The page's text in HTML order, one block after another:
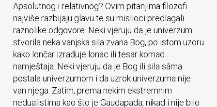
Apsolutnog i relativnog? Ovim pitanjima filozofi
najviše razbijaju glavu te su mislioci predlagali
raznolike odgovore. Neki vjeruju da je univerzum
stvorila neka vanjska sila zvana Bog, po istom uzoru
kako lončar izrađuje lonac ili tesar komad
namještaja. Neki vjeruju da je Bog ili sila sâma
postala univerzumom i da uzrok univerzuma nije
van njega. Zatim, prema nekim ekstremnim
nedualistima kao što je Gaudapada, nikad i nije bilo